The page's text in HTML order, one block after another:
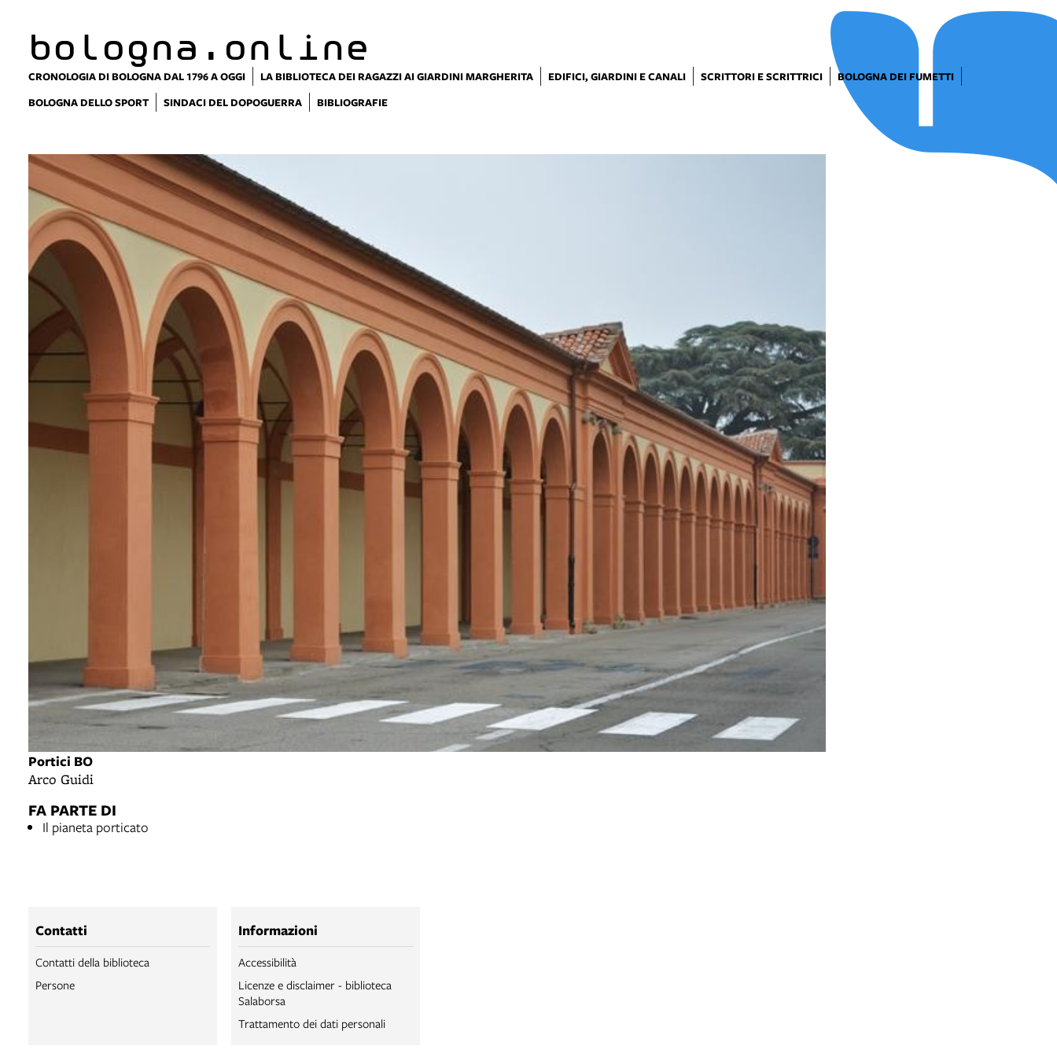
bologna.online
CRONOLOGIA DI BOLOGNA DAL 1796 A OGGI LA BIBLIOTECA DEI RAGAZZI AI GIARDINI MARGHERITA EDIFICI, GIARDINI E CANALI SCRITTORI E SCRITTRICI
BOLOGNA DEI FUMETTI
BOLOGNA DELLO SPORT
SINDACI DEL DOPOGUERRA BIBLIOGRAFIE
Portici BO
Arco Guidi
FA PARTE DI
Il pianeta porticato
Contatti
Contatti della biblioteca
Persone
Informazioni
Accessibilità
Licenze e disclaimer - biblioteca
Salaborsa
Trattamento dei dati personali